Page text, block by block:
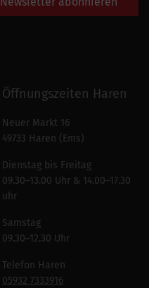
Öffnungszeiten Haren
Neuer Markt 16
49733 Haren (Ems)
Dienstag bis Freitag
09.30–13.00 Uhr & 14.00–17.30
uhr
Samstag
09.30–12.30 Uhr
Telefon Haren
05932 7333916